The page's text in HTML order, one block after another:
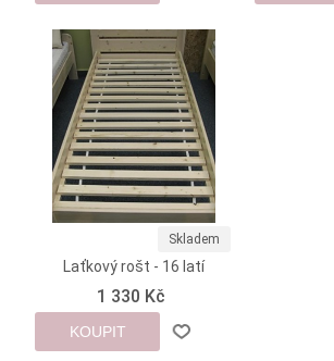
Skladem
Laťkový rošt - 16 latí
1 330 Kč
KOUPIT